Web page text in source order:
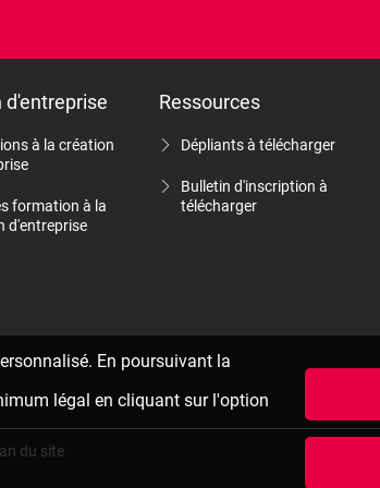
En poursuivant la
légal en cliquant sur l'option
d'entreprise
à la création
formation à la
d'entreprise
Ressources
Dépliants à télécharger
Bulletin d'inscription à
télécharger
du site